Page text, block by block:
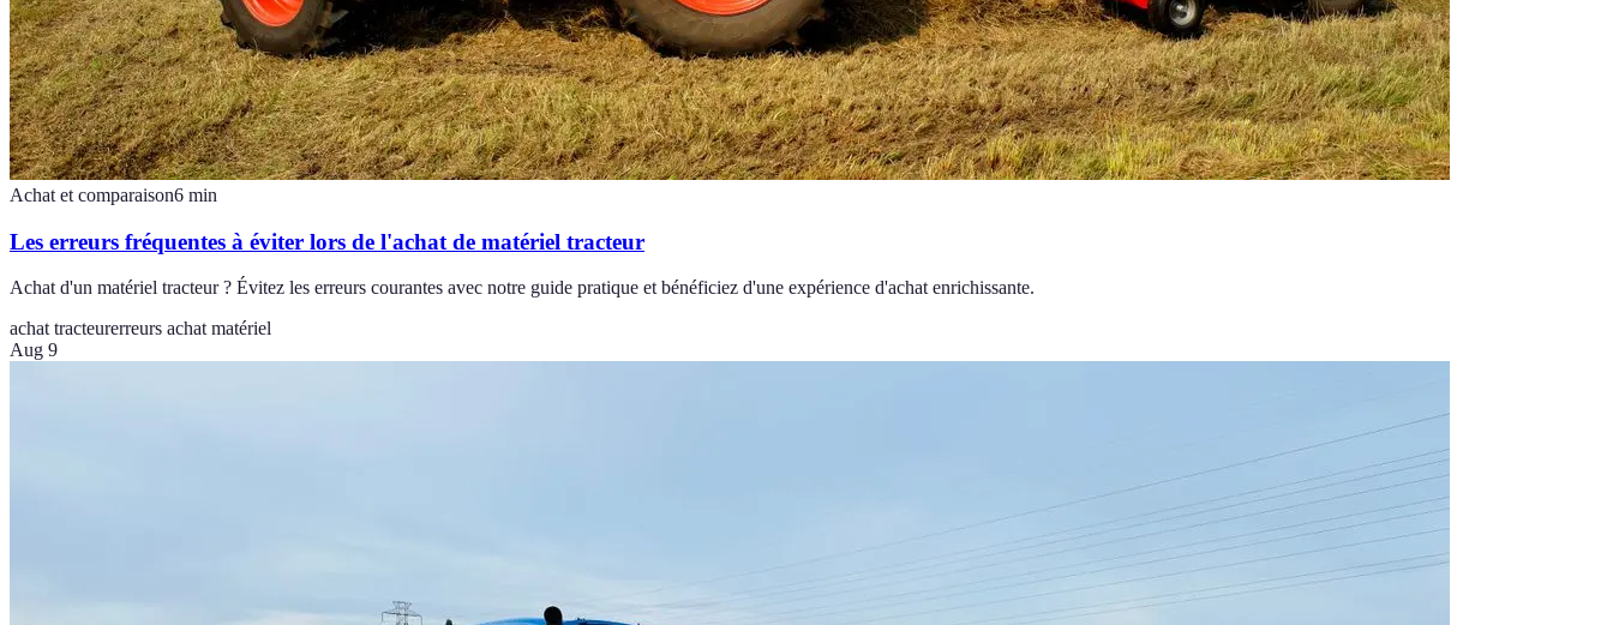
Achat et comparaison6 min
Les erreurs fréquentes à éviter lors de l'achat de matériel tracteur
Achat d'un matériel tracteur ? Évitez les erreurs courantes avec notre guide pratique et bénéficiez d'une expérience d'achat enrichissante.
achat tracteurerreurs achat matériel
Aug 9